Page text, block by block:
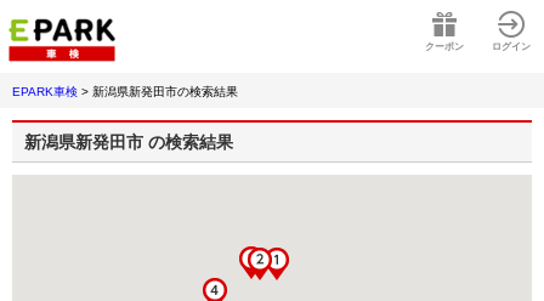
クーポン ログイン
EPARK車検 > 新潟県新発田市の検索結果
新潟県新発田市 の検索結果